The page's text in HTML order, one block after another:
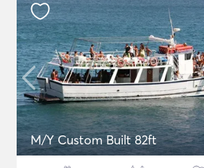
M/Y Custom Built 82ft